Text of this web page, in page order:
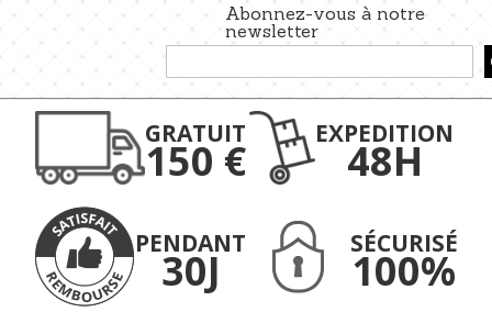
Abonnez-vous à notre
newsletter
à
notre
d’information
GRATUIT
150 €
EXPEDITION
48H
PENDANT
30J
SÉCURISÉ
100%